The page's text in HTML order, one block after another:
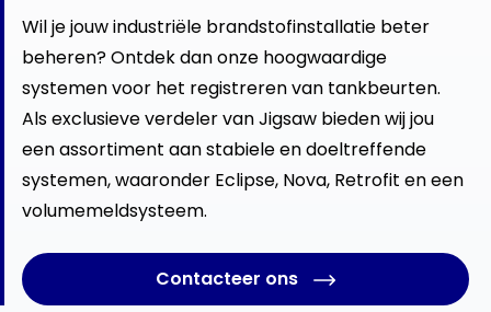
Wil je jouw industriële brandstofinstallatie beter
beheren? Ontdek dan onze hoogwaardige
systemen voor het registreren van tankbeurten.
Als exclusieve verdeler van Jigsaw bieden wij jou
een assortiment aan stabiele en doeltreffende
systemen, waaronder Eclipse, Nova, Retrofit en een
volumemeldsysteem.
Contacteer ons